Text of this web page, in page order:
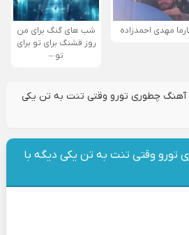
مهدی احمدزاده
شب های گنگ برای من
روز قشنگ برای تو برای
تو –
آهنگ چطوری تورو وقتی تنت به تن یکی
تورو وقتی تنت به تن یکی دیگه با